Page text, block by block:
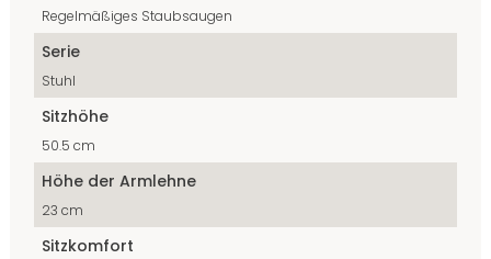
Regelmäßiges Staubsaugen
Serie
Stuhl
Sitzhöhe
50.5 cm
Höhe der Armlehne
23 cm
Sitzkomfort